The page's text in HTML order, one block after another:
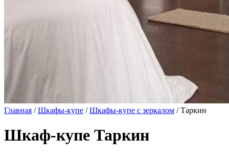
Главная /Шкафы-купе /Шкафы-купе с зеркалом / Таркин
Шкаф-купе Таркин